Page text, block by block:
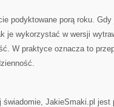
podyktowane porą roku.
je wykorzystać w wersji
W praktyce oznacza to
świadomie, JakieSmaki.pl